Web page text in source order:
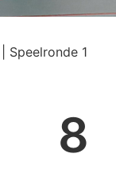
| Speelronde 1
8